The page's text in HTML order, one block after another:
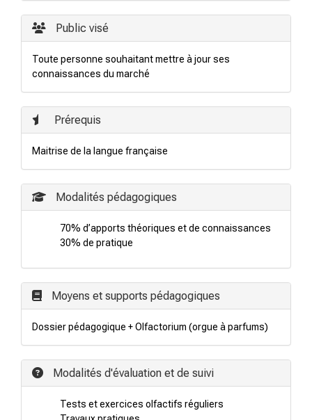
Public visé
Toute personne souhaitant mettre à jour ses
connaissances du marché
Prérequis
Maitrise de la langue française
Modalités pédagogiques
70% d’apports théoriques et de connaissances
30% de pratique
Moyens et supports pédagogiques
Dossier pédagogique + Olfactorium (orgue à parfums)
Modalités d'évaluation et de suivi
Tests et exercices olfactifs réguliers